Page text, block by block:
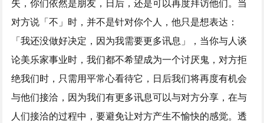
对方说「不」时，并不是针对你个人，他只是想表达：
「我还没做好决定，因为我需要更多讯息」，当你与人谈
论美乐家事业时，我们都不希望成为一个讨厌鬼，对方拒
绝我们时，只需用平常心看待它，日后我们将再度有机会
与他们接洽，因为我们有更多讯息可以与对方分享，在与
人们接洽的过程中，要避免让对方产生不愉快的感觉。透